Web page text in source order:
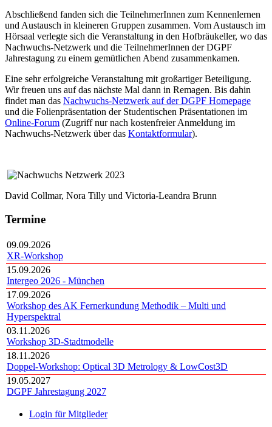
Abschließend fanden sich die TeilnehmerInnen zum Kennenlernen
und Austausch in kleineren Gruppen zusammen. Vom Austausch im
Hörsaal verlegte sich die Veranstaltung in den Hofbräukeller, wo das
Nachwuchs-Netzwerk und die TeilnehmerInnen der DGPF
Jahrestagung zu einem gemütlichen Abend zusammenkamen.
Eine sehr erfolgreiche Veranstaltung mit großartiger Beteiligung.
Wir freuen uns auf das nächste Mal dann in Remagen. Bis dahin
findet man das Nachwuchs-Netzwerk auf der DGPF Homepage
und die Folienpräsentation der Studentischen Präsentationen im
Online-Forum (Zugriff nur nach kostenfreier Anmeldung im
Nachwuchs-Netzwerk über das Kontaktformular).
David Collmar, Nora Tilly und Victoria-Leandra Brunn
Termine
09.09.2026
XR-Workshop
15.09.2026
Intergeo 2026 - München
17.09.2026
Workshop des AK Fernerkundung Methodik – Multi und
Hyperspektral
03.11.2026
Workshop 3D-Stadtmodelle
18.11.2026
Doppel-Workshop: Optical 3D Metrology & LowCost3D
19.05.2027
DGPF Jahrestagung 2027
Login für Mitglieder